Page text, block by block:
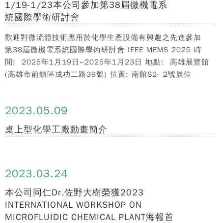
1/19-1/23本公司參加第38屆微機電系
統國際學術研討會
歡迎對微流體技術應用於化學生產設備有興趣之先進參加
第38屆微機電系統國際學術研討會 IEEE MEMS 2025 時
間: 2025年1月19日~2025年1月23日 地點: 高雄展覽館
(高雄市前鎮區成功二路39號) 位置: 南館S2- 2號展位
2023.05.09
桌上型化學工廠動畫簡介
2023.03.24
本公司同仁Dr.佐野大樹榮獲2023
INTERNATIONAL WORKSHOP ON
MICROFLUIDIC CHEMICAL PLANT海報首